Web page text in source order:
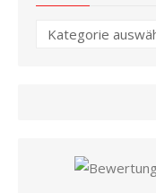
Kategorien